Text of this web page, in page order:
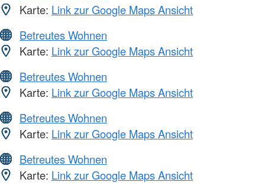
Karte: Link zur Google Maps Ansicht
Betreutes Wohnen
Karte: Link zur Google Maps Ansicht
Betreutes Wohnen
Karte: Link zur Google Maps Ansicht
Betreutes Wohnen
Karte: Link zur Google Maps Ansicht
Betreutes Wohnen
Karte: Link zur Google Maps Ansicht